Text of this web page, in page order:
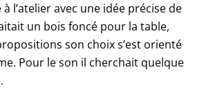
l’atelier avec une idée précise de
un bois foncé pour la table,
son choix s’est orienté
Pour le son il cherchait quelque